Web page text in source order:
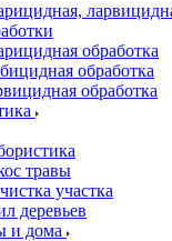
обработка
обработка
обработка
травы
участка
деревьев
и дома